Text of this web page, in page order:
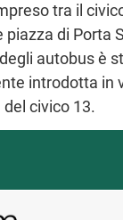
tra il
piazza di Porta
autobus è
introdotta in
civico 13.